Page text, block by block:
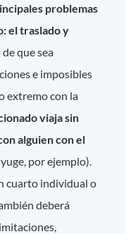
problemas
el traslado y
que sea
e imposibles
extremo con la
viaja sin
alguien con el
por ejemplo).
cuarto individual o
deberá